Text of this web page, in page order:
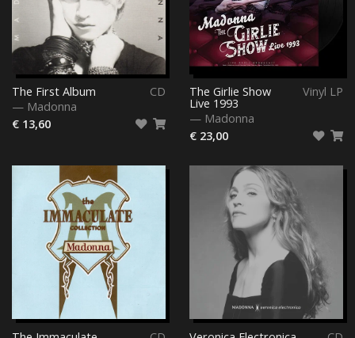
CD
The First Album
— Madonna
€ 13,60
Vinyl LP
The Girlie Show
Live 1993
— Madonna
€ 23,00